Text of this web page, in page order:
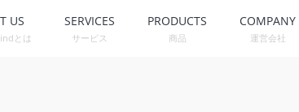
US
とは
SERVICES
サービス
PRODUCTS
商品
COMPANY
運営会社